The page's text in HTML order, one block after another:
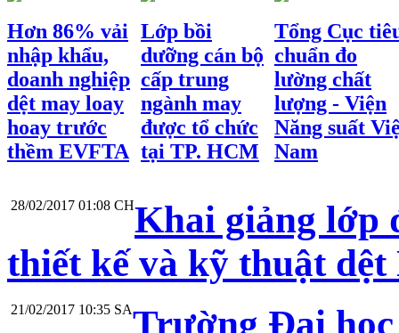
Hơn 86% vải
nhập khẩu,
doanh nghiệp
dệt may loay
hoay trước
thềm EVFTA
Lớp bồi
dưỡng cán bộ
cấp trung
ngành may
được tổ chức
tại TP. HCM
Tổng Cục
chuẩn đo
lường chất
lượng - Viện
Năng suất
Nam
28/02/2017 01:08 CHKhai giảng lớp
thiết kế và kỹ thuật dệt
21/02/2017 10:35 SATrường Đại